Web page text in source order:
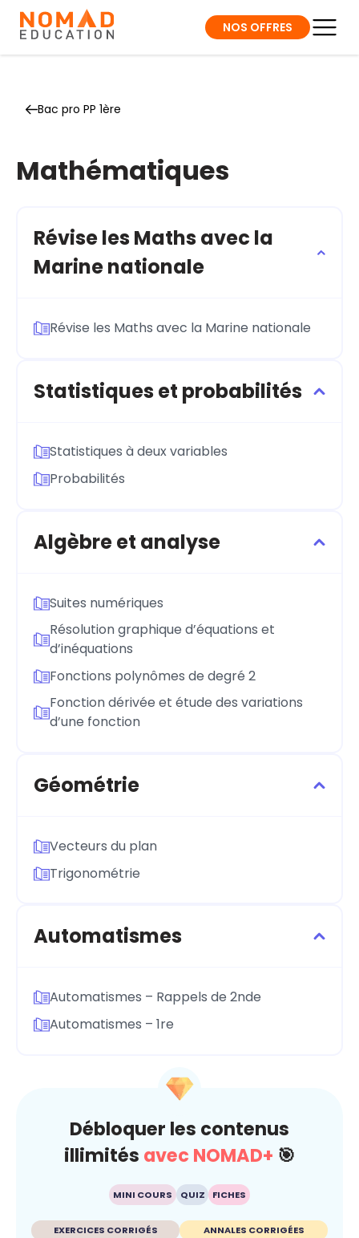
NOS OFFRES
Bac pro PP 1ère
Mathématiques
Révise les Maths avec la
Marine nationale
Révise les Maths avec la Marine nationale
Statistiques et probabilités
Statistiques à deux variables
Probabilités
Algèbre et analyse
Suites numériques
Résolution graphique d’équations et
d’inéquations
Fonctions polynômes de degré 2
Fonction dérivée et étude des variations
d’une fonction
Géométrie
Vecteurs du plan
Trigonométrie
Automatismes
Automatismes – Rappels de 2nde
Automatismes – 1re
Débloquer les contenus
illimités avec NOMAD+ 🎯
MINI COURS QUIZ FICHES
EXERCICES CORRIGÉS
ANNALES CORRIGÉES